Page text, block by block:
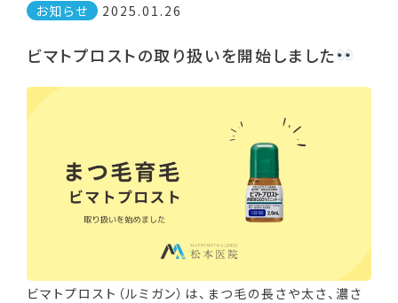
お知らせ 2025.01.26
ビマトプロストの取り扱いを開始しました
ビマトプロスト（ルミガン）は、まつ毛の長さや太さ、濃さ